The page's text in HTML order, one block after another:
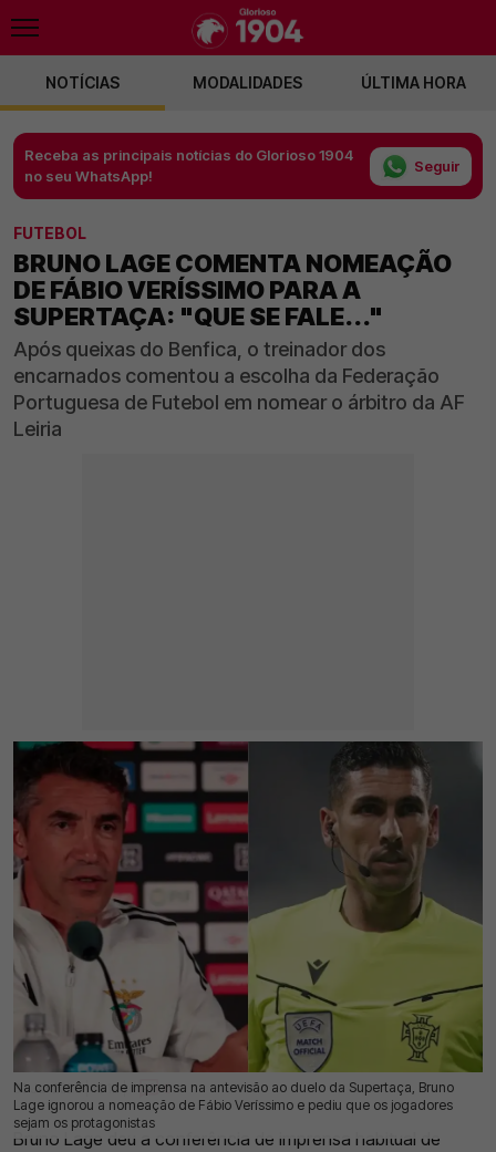
NOTÍCIAS MODALIDADES ÚLTIMA HORA
Receba as principais notícias do Glorioso 1904
no seu WhatsApp!
Seguir
FUTEBOL
BRUNO LAGE COMENTA NOMEAÇÃO
DE FÁBIO VERÍSSIMO PARA A
SUPERTAÇA: "QUE SE FALE..."
Após queixas do Benfica, o treinador dos
encarnados comentou a escolha da Federação
Portuguesa de Futebol em nomear o árbitro da AF
Leiria
Na conferência de imprensa na antevisão ao duelo da Supertaça, Bruno
Lage ignorou a nomeação de Fábio Veríssimo e pediu que os jogadores
sejam os protagonistas
30 Jul 2025 | 15:12 | 0
Bruno Lage deu a conferência de imprensa habitual de